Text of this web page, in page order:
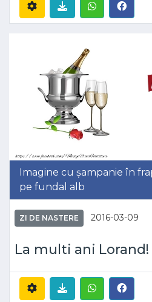
Imagine cu șampanie în
pe fundal alb
ZI DE NASTERE 2016-03-09
La multi ani Lorand!